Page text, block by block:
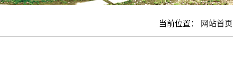
当前位置： 网站首页